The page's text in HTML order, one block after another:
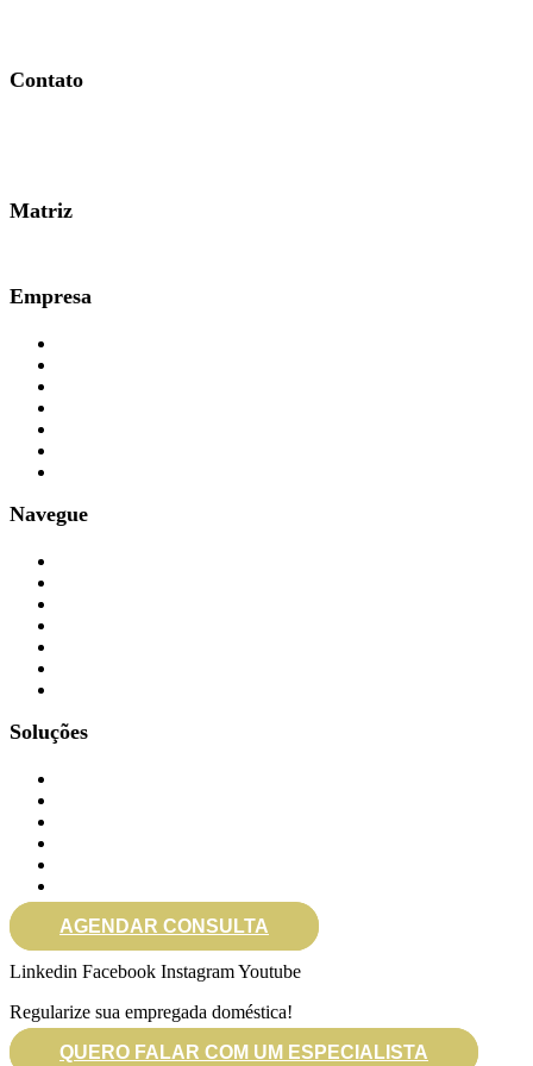
Contato
Matriz
Empresa
Navegue
Soluções
AGENDAR CONSULTA
Linkedin Facebook InstagramYoutube
Regularize sua empregada doméstica!
QUERO FALAR COM UM ESPECIALISTA